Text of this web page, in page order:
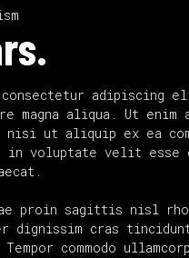
adipiscing
aliqua. Ut enim
ut aliquip ex ea
in voluptate velit esse
proin sagittis nisl
dignissim cras
commodo